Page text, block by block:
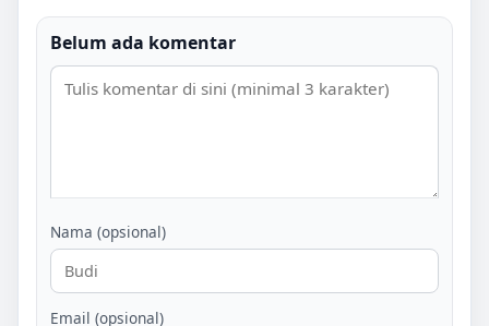
Belum ada komentar
Nama (opsional)
Email (opsional)